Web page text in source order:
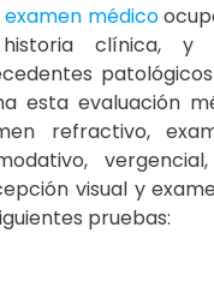
examen médico
clínica, y
esta evaluación
refractivo,
visual y
pruebas: